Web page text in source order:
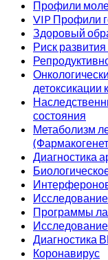
Профили
VIP Профили
Здоровый
Риск
детоксикации
состояния
Метаболизм
Диагностика
Программы
Исследование
Диагностика
Коронавирус